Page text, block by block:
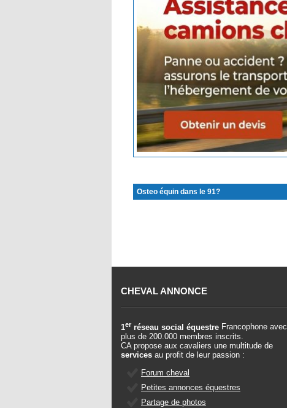
Osteo équin dans le 91?
CHEVAL ANNONCE
1er réseau social équestre Francophone avec
plus de 200.000 membres inscrits.
CA propose aux cavaliers une multitude de
services au profit de leur passion :
Forum cheval
Petites annonces équestres
Partage de photos